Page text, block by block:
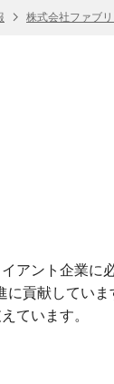
株式会社ファブ
アント企業に
貢献していま
ています。